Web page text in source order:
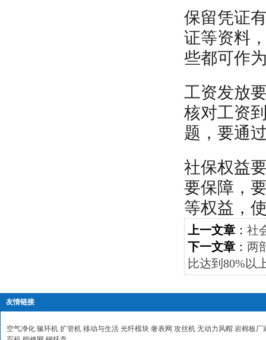
保留凭证
证等资料
些都可作
工资发放
核对工资
题，要通
社保权益
要保障，
等权益，
上一文章 ： 社
下一文章 ： 两
比达到80%以
友情链接
空气净化 辗环机 扩管机 移动与生活 光纤模块 奢表网 攻丝机 无动力风帽 岩棉板厂